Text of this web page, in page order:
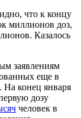
что к концу
миллионов доз,
Казалось
заявлениям
еще в
На конец января
дозу
человек в